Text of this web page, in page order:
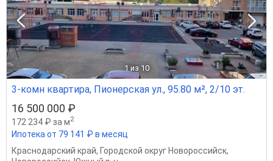
1 из 10
3-комн квартира, Пионерская ул., 95.80 м², 2/10 эт.
16 500 000 ₽
172 234 ₽ за м2
Ипотека от 79 141 ₽ в месяц
Краснодарский край, Городской округ Новороссийск,